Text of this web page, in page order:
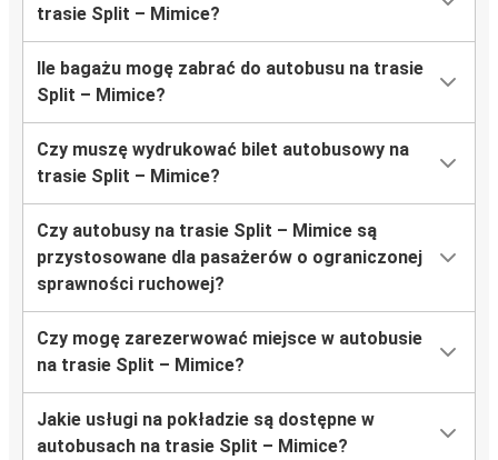
trasie Split – Mimice?
Ile bagażu mogę zabrać do autobusu na trasie
Split – Mimice?
Czy muszę wydrukować bilet autobusowy na
trasie Split – Mimice?
Czy autobusy na trasie Split – Mimice są
przystosowane dla pasażerów o ograniczonej
sprawności ruchowej?
Czy mogę zarezerwować miejsce w autobusie
na trasie Split – Mimice?
Jakie usługi na pokładzie są dostępne w
autobusach na trasie Split – Mimice?